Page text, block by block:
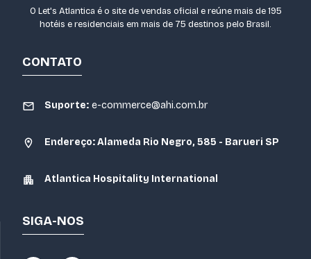
O Let's Atlantica é o site de vendas oficial e reúne mais de 195
hotéis e residenciais em mais de 75 destinos pelo Brasil.
CONTATO
Suporte: e-commerce@ahi.com.br
Endereço: Alameda Rio Negro, 585 - Barueri SP
Atlantica Hospitality International
SIGA-NOS